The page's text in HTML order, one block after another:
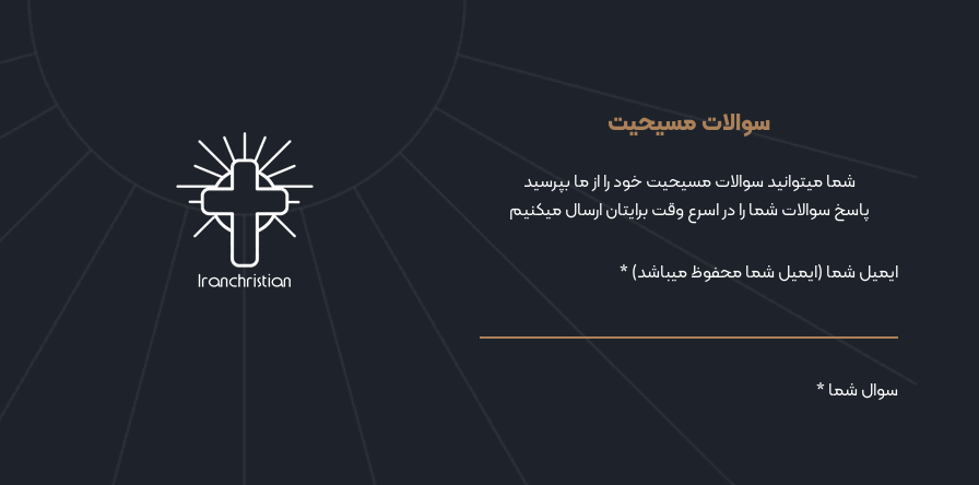
سوالات مسیحیت
شما میتوانید سوالات مسیحیت خود را از ما بپرسید
پاسخ سوالات شما را در اسرع وقت برایتان ارسال میکنیم
ایمیل شما (ایمیل شما محفوظ میباشد) *
سوال شما *